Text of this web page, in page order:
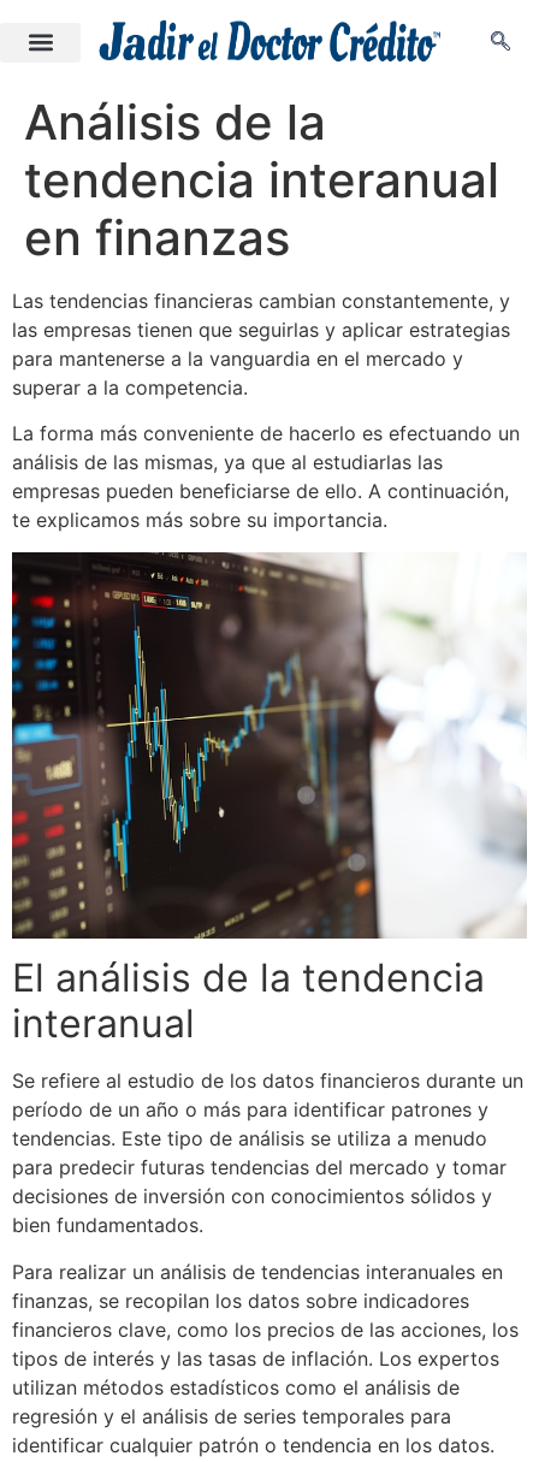
Análisis de la
tendencia interanual
en finanzas
Las tendencias financieras cambian constantemente, y
las empresas tienen que seguirlas y aplicar estrategias
para mantenerse a la vanguardia en el mercado y
superar a la competencia.
La forma más conveniente de hacerlo es efectuando un
análisis de las mismas, ya que al estudiarlas las
empresas pueden beneficiarse de ello. A continuación,
te explicamos más sobre su importancia.
El análisis de la tendencia
interanual
Se refiere al estudio de los datos financieros durante un
período de un año o más para identificar patrones y
tendencias. Este tipo de análisis se utiliza a menudo
para predecir futuras tendencias del mercado y tomar
decisiones de inversión con conocimientos sólidos y
bien fundamentados.
Para realizar un análisis de tendencias interanuales en
finanzas, se recopilan los datos sobre indicadores
financieros clave, como los precios de las acciones, los
tipos de interés y las tasas de inflación. Los expertos
utilizan métodos estadísticos como el análisis de
regresión y el análisis de series temporales para
identificar cualquier patrón o tendencia en los datos.